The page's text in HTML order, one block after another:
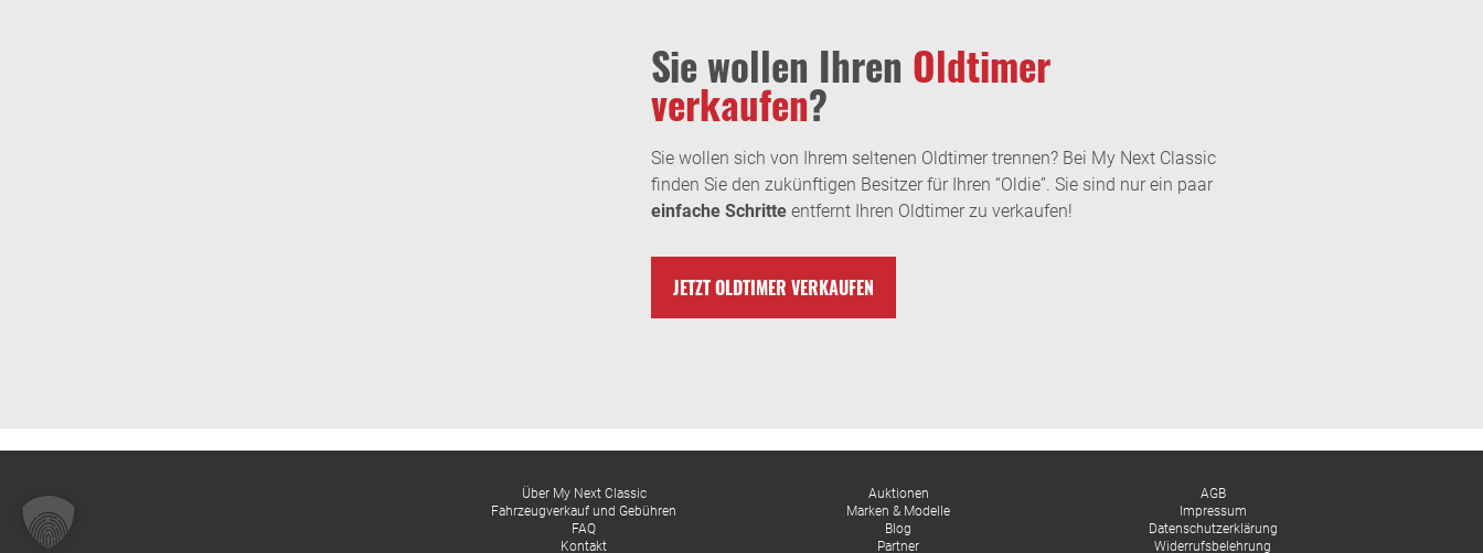
Sie wollen Ihren Oldtimer
verkaufen?
Sie wollen sich von Ihrem seltenen Oldtimer trennen? Bei My Next Classic
finden Sie den zukünftigen Besitzer für Ihren “Oldie”. Sie sind nur ein paar
einfache Schritte entfernt Ihren Oldtimer zu verkaufen!
JETZT OLDTIMER VERKAUFEN
Über My Next Classic
Fahrzeugverkauf und Gebühren
FAQ
Kontakt
Auktionen
Marken & Modelle
Blog
Partner
AGB
Impressum
Datenschutzerklärung
Widerrufsbelehrung